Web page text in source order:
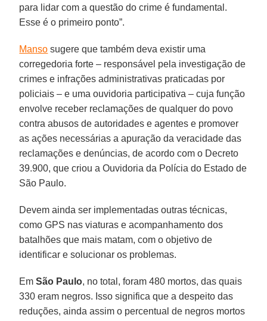
para lidar com a questão do crime é fundamental.
Esse é o primeiro ponto”.
Manso sugere que também deva existir uma
corregedoria forte – responsável pela investigação de
crimes e infrações administrativas praticadas por
policiais – e uma ouvidoria participativa – cuja função
envolve receber reclamações de qualquer do povo
contra abusos de autoridades e agentes e promover
as ações necessárias a apuração da veracidade das
reclamações e denúncias, de acordo com o Decreto
39.900, que criou a Ouvidoria da Polícia do Estado de
São Paulo.
Devem ainda ser implementadas outras técnicas,
como GPS nas viaturas e acompanhamento dos
batalhões que mais matam, com o objetivo de
identificar e solucionar os problemas.
EmSão Paulo, no total, foram 480 mortos, das quais
330 eram negros. Isso significa que a despeito das
reduções, ainda assim o percentual de negros mortos